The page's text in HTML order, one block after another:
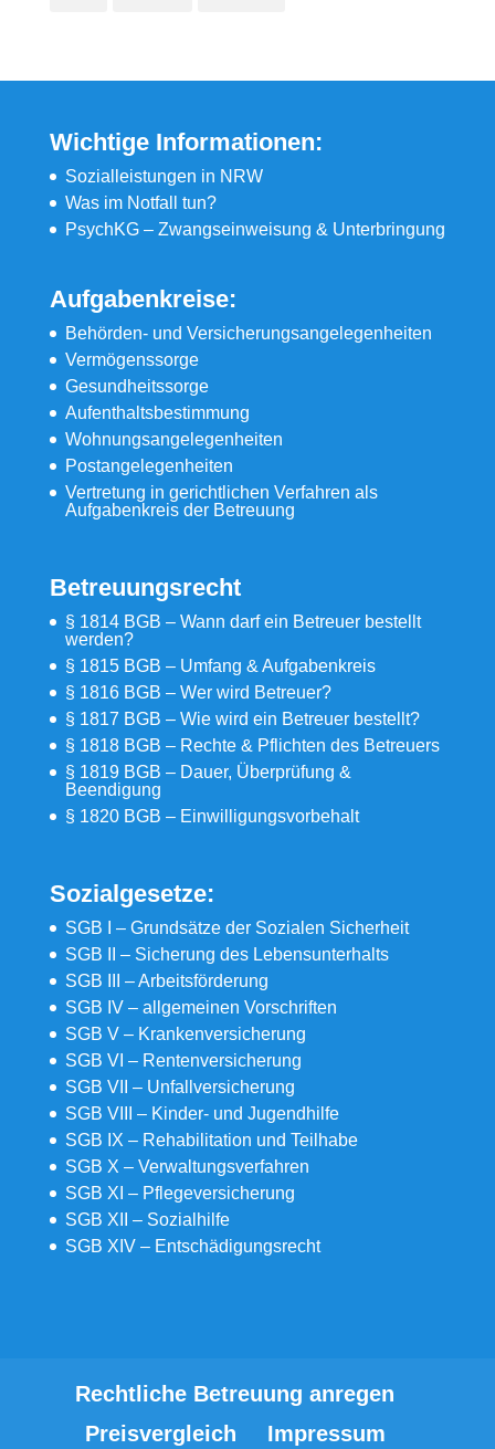
Wichtige Informationen:
Sozialleistungen in NRW
Was im Notfall tun?
PsychKG – Zwangseinweisung & Unterbringung
Aufgabenkreise:
Behörden- und Versicherungsangelegenheiten
Vermögenssorge
Gesundheitssorge
Aufenthaltsbestimmung
Wohnungsangelegenheiten
Postangelegenheiten
Vertretung in gerichtlichen Verfahren als
Aufgabenkreis der Betreuung
Betreuungsrecht
§ 1814 BGB – Wann darf ein Betreuer bestellt
werden?
§ 1815 BGB – Umfang & Aufgabenkreis
§ 1816 BGB – Wer wird Betreuer?
§ 1817 BGB – Wie wird ein Betreuer bestellt?
§ 1818 BGB – Rechte & Pflichten des Betreuers
§ 1819 BGB – Dauer, Überprüfung &
Beendigung
§ 1820 BGB – Einwilligungsvorbehalt
Sozialgesetze:
SGB I – Grundsätze der Sozialen Sicherheit
SGB II – Sicherung des Lebensunterhalts
SGB III – Arbeitsförderung
SGB IV – allgemeinen Vorschriften
SGB V – Krankenversicherung
SGB VI – Rentenversicherung
SGB VII – Unfallversicherung
SGB VIII – Kinder- und Jugendhilfe
SGB IX – Rehabilitation und Teilhabe
SGB X – Verwaltungsverfahren
SGB XI – Pflegeversicherung
SGB XII – Sozialhilfe
SGB XIV – Entschädigungsrecht
Rechtliche Betreuung anregen
Preisvergleich
Impressum